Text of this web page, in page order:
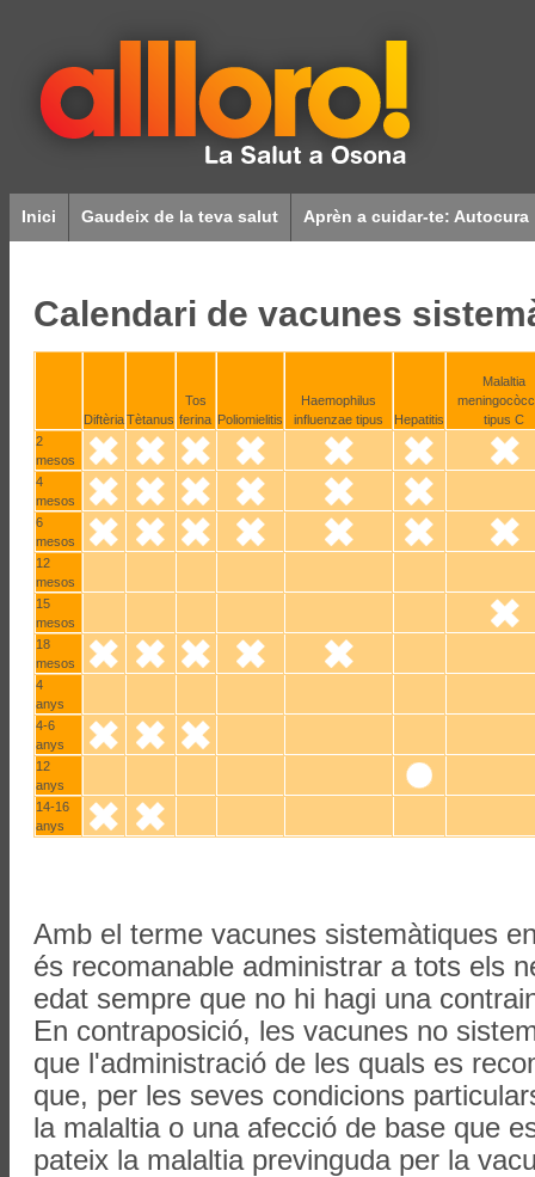
Inici Gaudeix de la teva salut Aprèn a cuidar-te: Autocura
Calendari de vacunes
DiftèriaTètanus
Tos
ferina Poliomielitis
Haemophilus
influenzae tipus
Hepatitis
Malaltia
tipus C
2
mesos
4
mesos
6
mesos
12
mesos
15
mesos
18
mesos
4
anys
4-6
anys
12
anys
14-16
anys
Amb el terme vacunes sistemàtiques
és recomanable administrar a tots els
edat sempre que no hi hagi una
En contraposició, les vacunes no
que l'administració de les quals es
que, per les seves condicions
la malaltia o una afecció de base que
pateix la malaltia previnguda per la